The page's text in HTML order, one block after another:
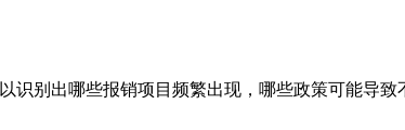
别出哪些报销项目频繁出现，哪些政策可能导